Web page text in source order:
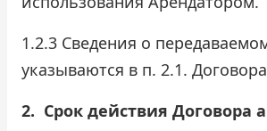
1.2.3 Сведения о
указываются в п. 2.1.
2. Срок действия Договора